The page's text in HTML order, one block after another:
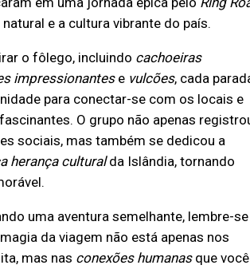
e a cultura vibrante do país.
o fôlego, incluindo cachoeiras
impressionantese vulcões, cada
para conectar-se com os locais e
O grupo não apenas
sociais, mas também se dedicou a
herança culturalda Islândia, tornando
uma aventura semelhante, lembre-se
da viagem não está apenas nos
mas nas conexões humanasque você